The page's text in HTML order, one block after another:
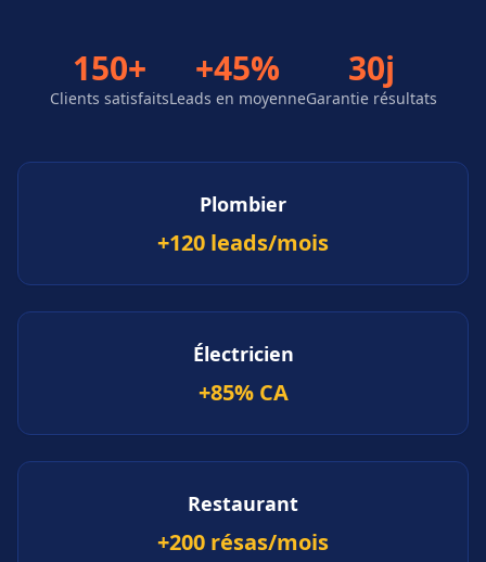
150+
Clients satisfaits
+45%
Leads en moyenne
30j
Garantie résultats
Plombier
+120 leads/mois
Électricien
+85% CA
Restaurant
+200 résas/mois